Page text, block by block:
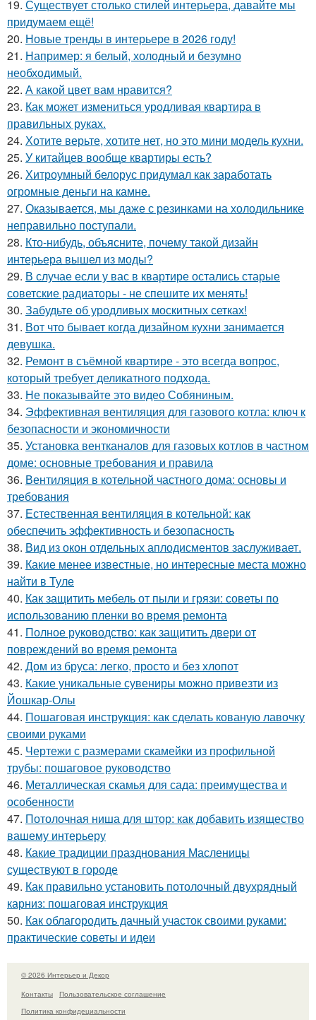
19. Существует столько стилей интерьера, давайте мы
придумаем ещё!
20. Новые тренды в интерьере в 2026 году!
21. Например: я белый, холодный и безумно
необходимый.
22. А какой цвет вам нравится?
23. Как может измениться уродливая квартира в
правильных руках.
24. Хотите верьте, хотите нет, но это мини модель кухни.
25. У китайцев вообще квартиры есть?
26. Хитроумный белорус придумал как заработать
огромные деньги на камне.
27. Оказывается, мы даже с резинками на холодильнике
неправильно поступали.
28. Кто-нибудь, объясните, почему такой дизайн
интерьера вышел из моды?
29. В случае если у вас в квартире остались старые
советские радиаторы - не спешите их менять!
30. Забудьте об уродливых москитных сетках!
31. Вот что бывает когда дизайном кухни занимается
девушка.
32. Ремонт в съёмной квартире - это всегда вопрос,
который требует деликатного подхода.
33. Не показывайте это видео Собяниным.
34. Эффективная вентиляция для газового котла: ключ к
безопасности и экономичности
35. Установка вентканалов для газовых котлов в частном
доме: основные требования и правила
36. Вентиляция в котельной частного дома: основы и
требования
37. Естественная вентиляция в котельной: как
обеспечить эффективность и безопасность
38. Вид из окон отдельных аплодисментов заслуживает.
39. Какие менее известные, но интересные места можно
найти в Туле
40. Как защитить мебель от пыли и грязи: советы по
использованию пленки во время ремонта
41. Полное руководство: как защитить двери от
повреждений во время ремонта
42. Дом из бруса: легко, просто и без хлопот
43. Какие уникальные сувениры можно привезти из
Йошкар-Олы
44. Пошаговая инструкция: как сделать кованую лавочку
своими руками
45. Чертежи с размерами скамейки из профильной
трубы: пошаговое руководство
46. Металлическая скамья для сада: преимущества и
особенности
47. Потолочная ниша для штор: как добавить изящество
вашему интерьеру
48. Какие традиции празднования Масленицы
существуют в городе
49. Как правильно установить потолочный двухрядный
карниз: пошаговая инструкция
50. Как облагородить дачный участок своими руками:
практические советы и идеи
© 2026 Интерьер и Декор
Контакты
Пользовательское соглашение
Политика конфидециальности